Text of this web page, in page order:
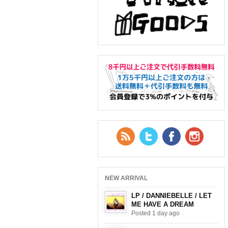
RSS FeedTwitter Facebook
NEW ARRIVAL
LP / DANNIEBELLE / LET
ME HAVE A DREAM
Posted 1 day ago